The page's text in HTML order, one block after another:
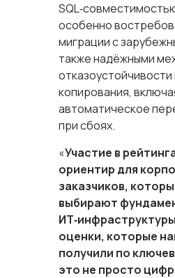
особенно
миграции с
также надёжными
копирования,
автоматическое
при сбоях.
«Участие в
ориентир для
заказчиков,
выбирают
оценки, которые
получили по
это не просто